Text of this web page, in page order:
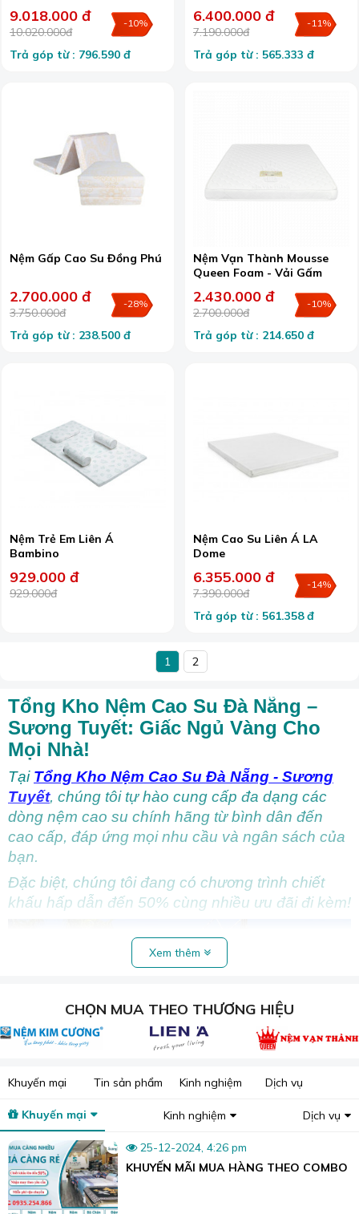
9.018.000 đ
10.020.000đ
-10%
Trả góp từ : 796.590 đ
6.400.000 đ
7.190.000đ
-11%
Trả góp từ : 565.333 đ
Nệm Gấp Cao Su Đồng Phú
2.700.000 đ
3.750.000đ
-28%
Trả góp từ : 238.500 đ
Nệm Vạn Thành Mousse
Queen Foam - Vải Gấm
2.430.000 đ
2.700.000đ
-10%
Trả góp từ : 214.650 đ
Nệm Trẻ Em Liên Á
Bambino
929.000 đ
929.000đ
Nệm Cao Su Liên Á LA
Dome
6.355.000 đ
7.390.000đ
-14%
Trả góp từ : 561.358 đ
1 2
Tổng Kho Nệm Cao Su Đà Nẵng –
Sương Tuyết: Giấc Ngủ Vàng Cho
Mọi Nhà!
Tại Tổng Kho Nệm Cao Su Đà Nẵng - Sương
Tuyết, chúng tôi tự hào cung cấp đa dạng các
dòng nệm cao su chính hãng từ bình dân đến
cao cấp, đáp ứng mọi nhu cầu và ngân sách của
bạn.
Đặc biệt, chúng tôi đang có chương trình chiết
khấu hấp dẫn đến 50% cùng nhiều ưu đãi đi kèm!
Sương Tuyết Đà Nẵng là tổng kho nệm đa dạng với hơn 100 dòng
Xem thêm
CHỌN MUA THEO THƯƠNG HIỆU
Khuyến mại Tin sản phẩm Kinh nghiệm Dịch vụ
Khuyến mại Kinh nghiệm Dịch vụ
25-12-2024, 4:26 pm
KHUYẾN MÃI MUA HÀNG THEO COMBO